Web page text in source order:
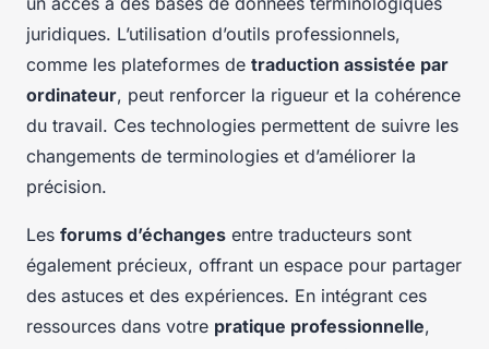
juridiques. L’utilisation d’outils professionnels,
comme les plateformes de traduction assistée par
ordinateur, peut renforcer la rigueur et la cohérence
du travail. Ces technologies permettent de suivre les
changements de terminologies et d’améliorer la
précision.
Les forums d’échanges entre traducteurs sont
également précieux, offrant un espace pour partager
des astuces et des expériences. En intégrant ces
ressources dans votre pratique professionnelle,